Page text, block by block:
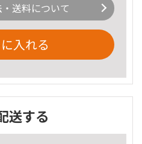
送料について
入れる
送する